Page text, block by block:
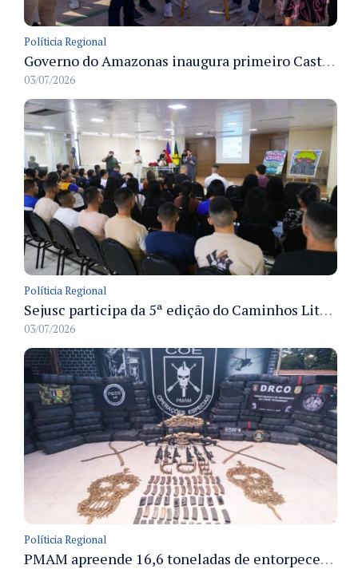
Políticia Regional
Governo do Amazonas inaugura primeiro Castramóvel Fluvial para atendimento veterinário às comunidades ribeirinhas e castração gratuita
03/07/2026
Políticia Regional
Sejusc participa da 5ª edição do Caminhos Literários com foco na cultura hip-hop nas unidades socioeducativas
03/07/2026
Políticia Regional
PMAM apreende 16,6 toneladas de entorpecentes e registra aumento nas prisões em flagrante e nas capturas de foragidos no primeiro semestre de 2026